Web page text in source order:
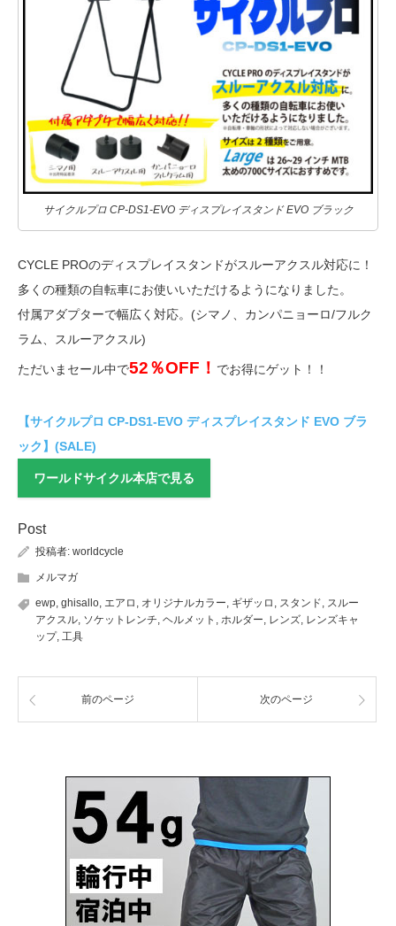
サイクルプロ CP-DS1-EVO ディスプレイスタンド EVO ブラック
CYCLE PROのディスプレイスタンドがスルーアクスル対応に！
多くの種類の自転車にお使いいただけるようになりました。
付属アダプターで幅広く対応。(シマノ、カンパニョーロ/フルク
ラム、スルーアクスル)
ただいまセール中で52％OFF！ でお得にゲット！！
【サイクルプロ CP-DS1-EVO ディスプレイスタンド EVO ブラ
ック】(SALE)
ワールドサイクル本店で見る
Post
投稿者: worldcycle
メルマガ
ewp ghisallo エアロ オリジナルカラー ギザッロ スタンド
スルー
アクスル ソケットレンチ ヘルメット ホルダー レンズ レンズキャ
ップ, 工具
前のページ 次のページ